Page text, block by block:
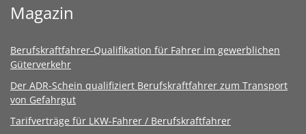
Magazin
Berufskraftfahrer-Qualifikation für Fahrer im gewerblichen
Güterverkehr
Der ADR-Schein qualifiziert Berufskraftfahrer zum Transport
von Gefahrgut
Tarifverträge für LKW-Fahrer / Berufskraftfahrer